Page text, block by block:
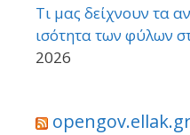
Τι μας δείχνουν τα
ισότητα των φύλων
2026